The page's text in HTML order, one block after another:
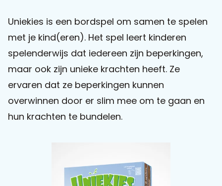
Clientdossier Wiki
Mijn
Over
Sophi
Contact
Uniekies is een bordspel om samen te spelen
met je kind(eren). Het spel leert kinderen
spelenderwijs dat iedereen zijn beperkingen,
maar ook zijn unieke krachten heeft. Ze
ervaren dat ze beperkingen kunnen
overwinnen door er slim mee om te gaan en
hun krachten te bundelen.